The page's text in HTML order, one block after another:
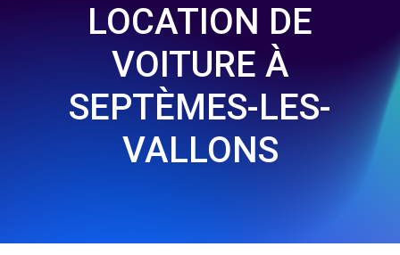
LOCATION DE
VOITURE À
SEPTÈMES-LES-
VALLONS